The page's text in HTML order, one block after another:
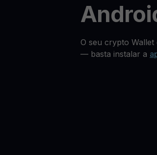
O seu crypto Wallet
— basta instalar a